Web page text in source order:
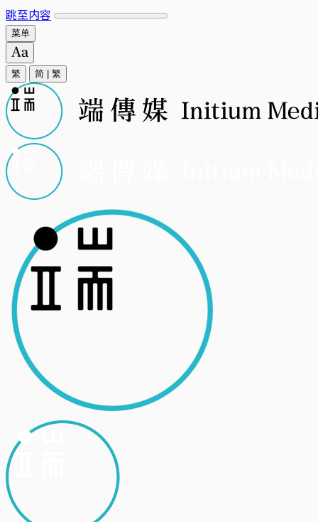
跳至内容
菜单
繁 简 繁